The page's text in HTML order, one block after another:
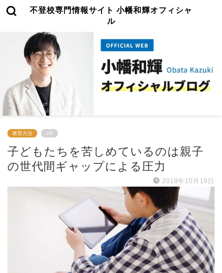
不登校専門情報サイト 小幡和輝オフィシャ
ル
教育方法 PR
子どもたちを苦しめているのは親子
の世代間ギャップによる圧力
2019年10月18日